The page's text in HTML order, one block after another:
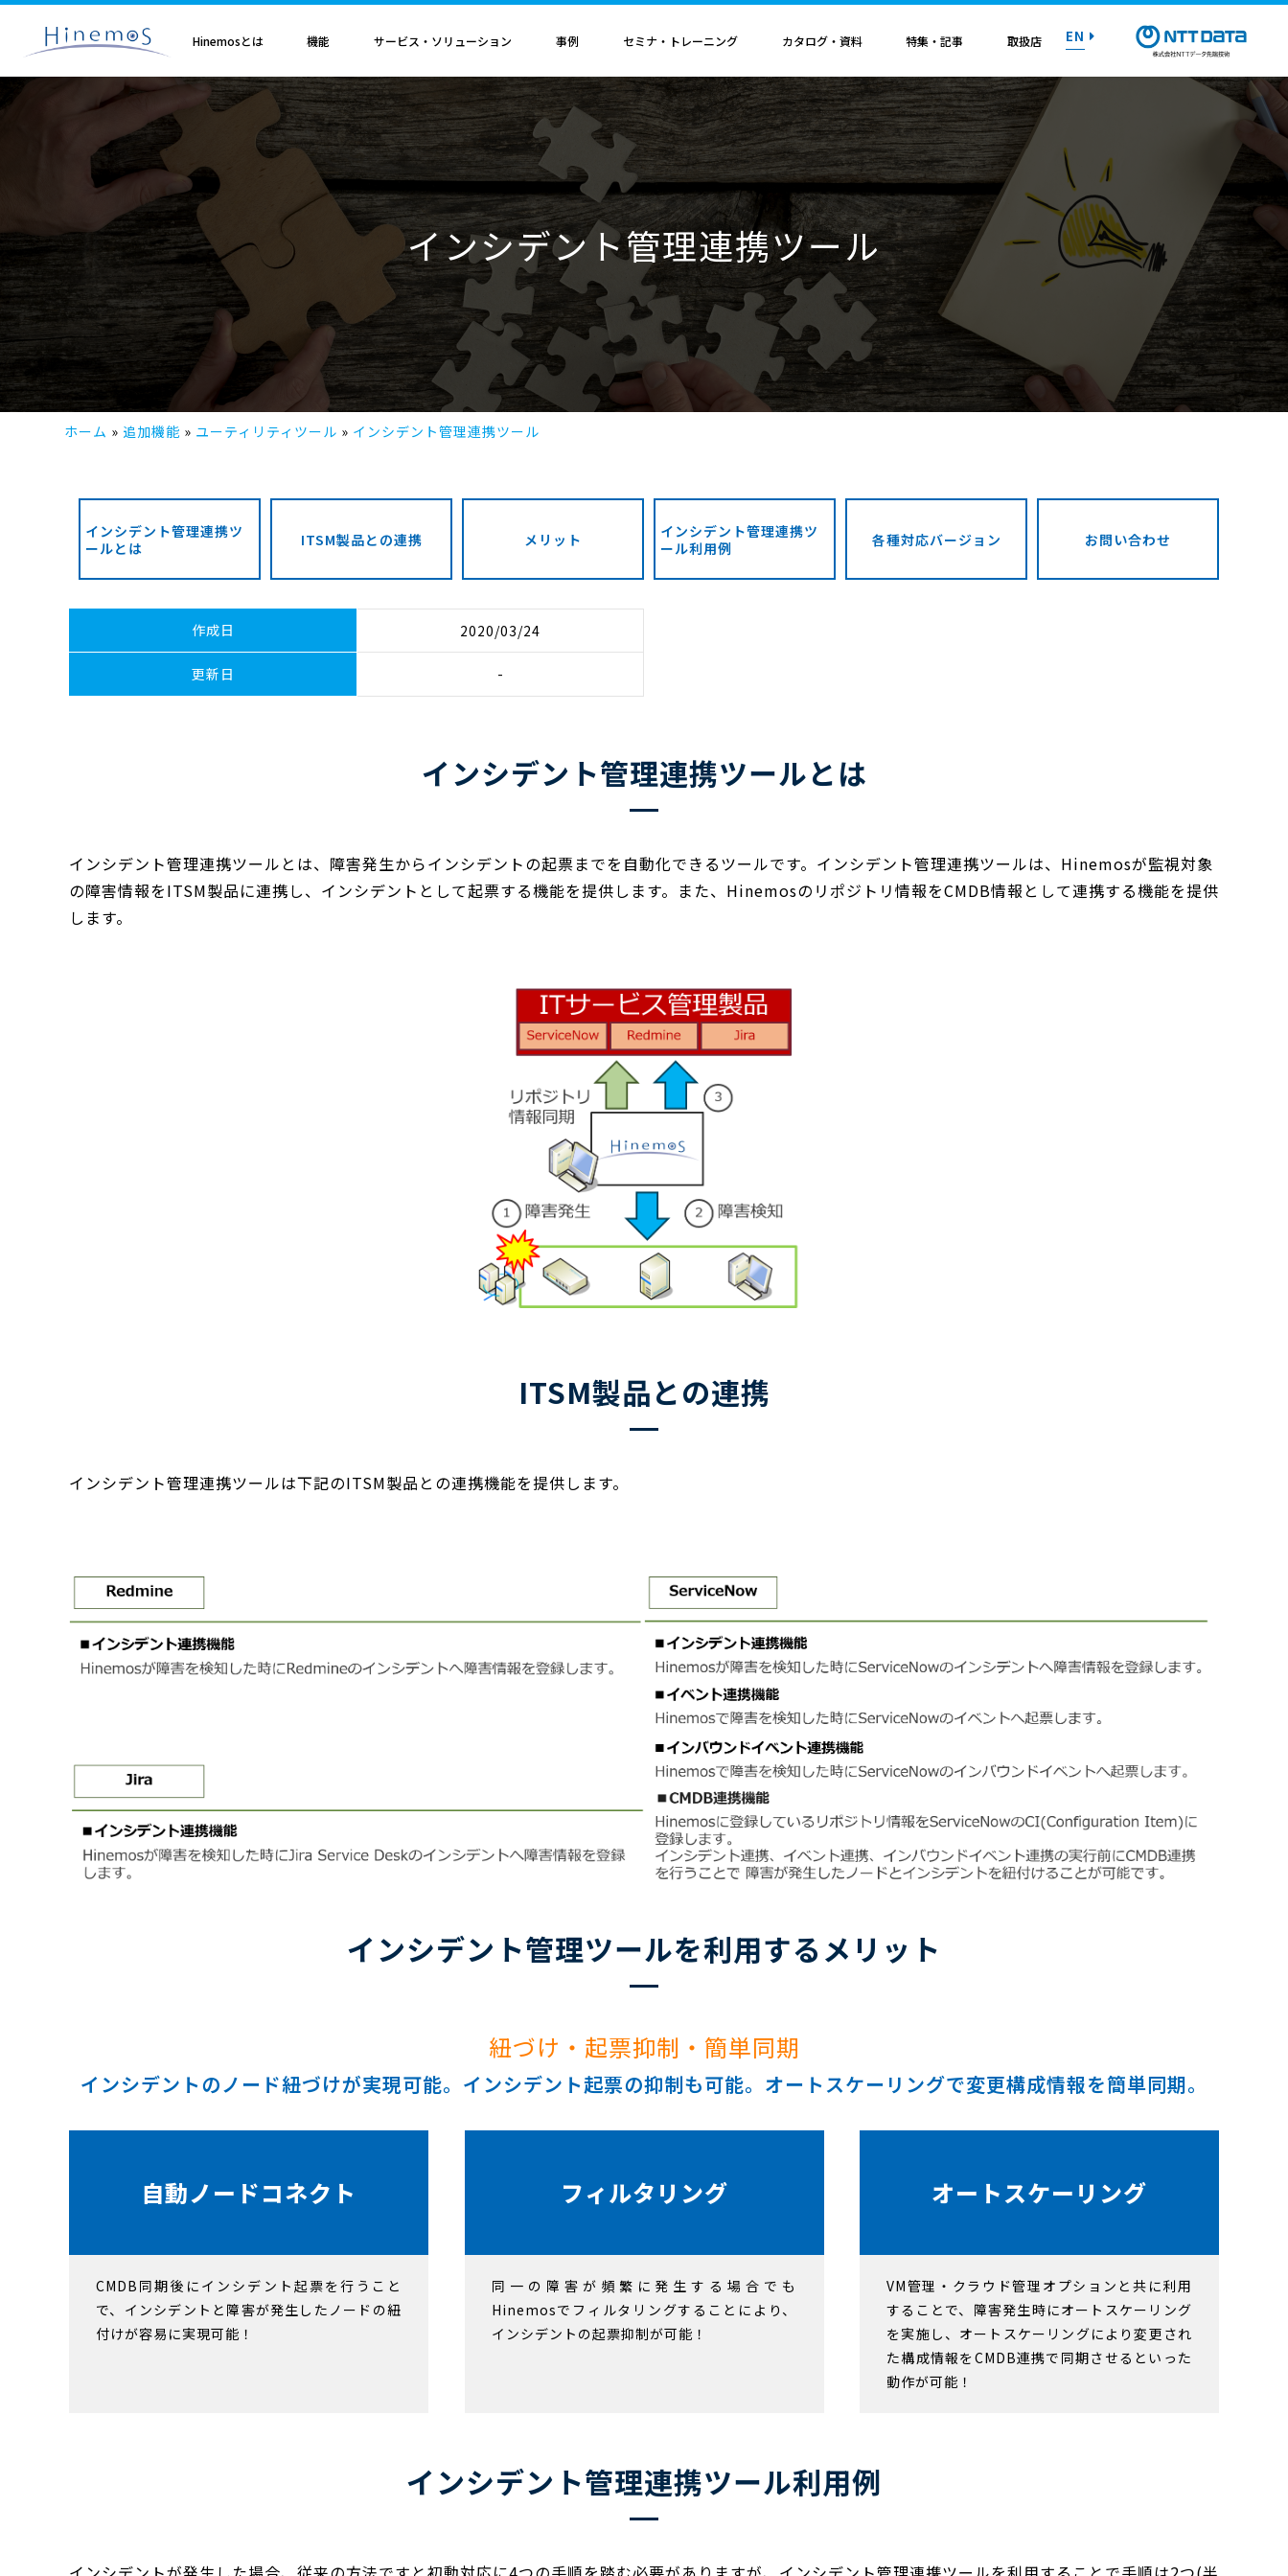
メ
テ
ツ
Hinemosとは
Hinemosとは
歩み・利用実績
Hinemosの利用実績
Hinemosの歩み
導入構成・動作環境
導入構成
動作環境
サポートサイクル
トライアル on AWS
マニュアル
お問い合わせ
機能
エンタープライズ
クラウド・VM管理
Hinemos メッセージフィルタ
Hineoms インシデントダッシュボード
Hinemos Migration Assistant
Hinemos AIエージェント
オプション
Hinemos ミッションクリティカルオプション
Hinemos セキュリティ ネットワーク診断オプション
Hinemos セキュリティ アプリケーション診断オプション
トライアル on AWS
マニュアル
お問い合わせ
サービス・ソリューション
サブスクリプション
Hinemosサブスクリプション
サービス
導入設計・構築支援サービス
Hinemosプロフェッショナル QAサービス
バージョンアップ支援サービス
データコンバートサービス
レポートカスタマイズサービス
他製品からの移行サービス
Hinemos インシデントダッシュボード テーブルカスタマイズサービス
Hinemosメッセージフィルタ 導入支援サービス
AI基盤による 異常検知支援サービス
ソリューション
SAP連携ソリューション
SAP HANA運用管理ソリューション
トライアル on AWS
マニュアル
お問い合わせ
事例
電気・ガス業 電気機器
金融・保険業 サービス業
教育、学習支援業 官公庁・自治体
NTTデータ事例 事例紹介インタビュー資料（PDF）
トライアル on AWS
マニュアル
お問い合わせ
セミナ・トレーニング
Hinemosセミナ
Hinemos World 2026
Hinemosソリューションセミナ2026
Hinemos World 2025
Hinemosソリューションセミナ2025
トレーニング・技術者認定
Hinemosトレーニング
技術者認定プログラム
カレンダ
Hinemosイベントカレンダ
トライアル on AWS
マニュアル
お問い合わせ
カタログ・資料 特集・記事
クラウド運用特集
製品移行特集
ITSM特集
セキュリティ運用特集
監視特集
ログ管理特集
基盤設定の自動化特集
APM特集
RBA特集
技術情報
Hinemos技術情報
外部サイト公開記事・書籍
記事
Hinemos記事
IT運用管理コラム
トライアル on AWS
マニュアル
お問い合わせ
取扱店
Hinemosアライアンス
Hinemosアライアンスとは
Hinemosアライアンス一覧
取扱店
Hinemos取扱企業一覧
トライアル on AWS
マニュアル
お問い合わせ
EN
インシデント管理連携ツール
ホーム 追加機能 ユーティリティツール インシデント管理連携ツール
インシデント管理連携ツ
ールとは
ITSM製品との連携 メリット
インシデント管理連携ツ
ール利用例
各種対応バージョン お問い合わせ
作成日 2020/03/24
更新日 -
インシデント管理連携ツールとは
インシデント管理連携ツールとは、障害発生からインシデントの起票までを自動化できるツールです。インシデント管理連携ツールは、Hinemosが監視対象
の障害情報をITSM製品に連携し、インシデントとして起票する機能を提供します。また、Hinemosのリポジトリ情報をCMDB情報として連携する機能を提供
します。
ITSM製品との連携
インシデント管理連携ツールは下記のITSM製品との連携機能を提供します。
インシデント管理ツールを利用するメリット
紐づけ・起票抑制・簡単同期
インシデントのノード紐づけが実現可能。インシデント起票の抑制も可能。オートスケーリングで変更構成情報を簡単同期。
自動ノードコネクト
CMDB同期後にインシデント起票を行うこと
で、インシデントと障害が発生したノードの紐
付けが容易に実現可能！
フィルタリング
同一の障害が頻繁に発生する場合でも
Hinemosでフィルタリングすることにより、
インシデントの起票抑制が可能！
オートスケーリング
VM管理・クラウド管理オプションと共に利用
することで、障害発生時にオートスケーリング
を実施し、オートスケーリングにより変更され
た構成情報をCMDB連携で同期させるといった
動作が可能！
インシデント管理連携ツール利用例